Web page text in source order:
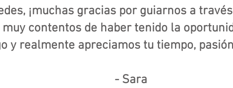
¡muchas gracias por guiarnos a
contentos de haber tenido la
y realmente apreciamos tu tiempo,
- Sara